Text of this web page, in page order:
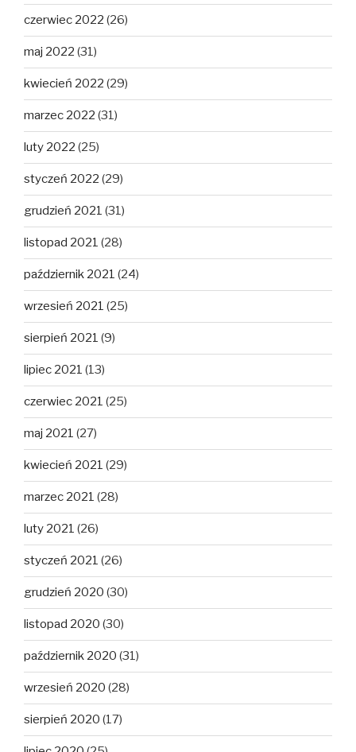
czerwiec 2022 (26)
maj 2022 (31)
kwiecień 2022 (29)
marzec 2022 (31)
luty 2022 (25)
styczeń 2022 (29)
grudzień 2021 (31)
listopad 2021 (28)
październik 2021 (24)
wrzesień 2021 (25)
sierpień 2021 (9)
lipiec 2021 (13)
czerwiec 2021 (25)
maj 2021 (27)
kwiecień 2021 (29)
marzec 2021 (28)
luty 2021 (26)
styczeń 2021 (26)
grudzień 2020 (30)
listopad 2020 (30)
październik 2020 (31)
wrzesień 2020 (28)
sierpień 2020 (17)